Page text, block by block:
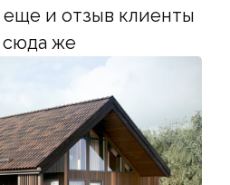
и отзыв клиенты
же